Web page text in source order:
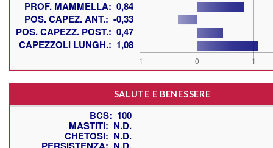
SALUTE E BENESSERE